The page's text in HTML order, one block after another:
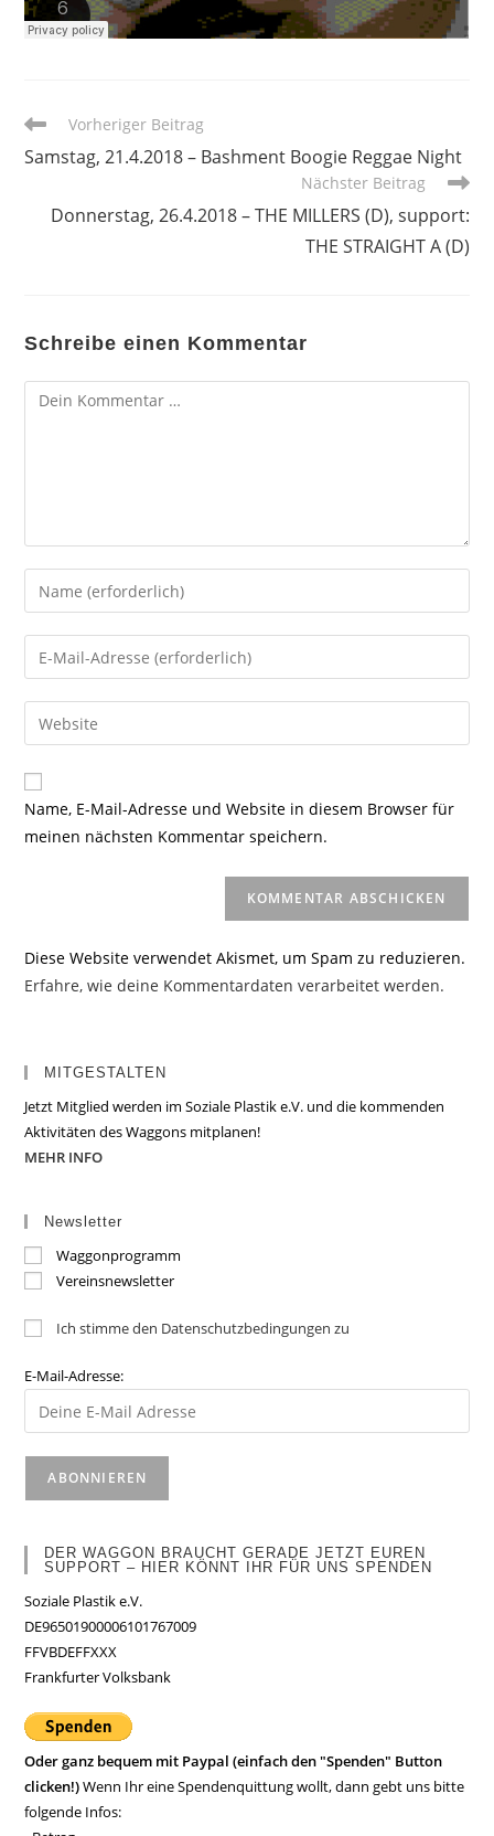
Weitere
ansehen
Vorheriger Beitrag
Samstag, 21.4.2018 – Bashment Boogie Reggae Night
Nächster Beitrag
Donnerstag, 26.4.2018 – THE MILLERS (D), support:
THE STRAIGHT A (D)
Schreibe einen Kommentar
Kommentar
Gib
deinen
Namen
oder
zum
Kommentieren
ein
Gib
deine
E-
Mail-
zum
Kommentieren
ein
Gib
deine
Website-
URL
Name, E-Mail-Adresse und Website in diesem Browser für
meinen nächsten Kommentar speichern.
Diese Website verwendet Akismet, um Spam zu reduzieren.
Erfahre, wie deine Kommentardaten verarbeitet werden.
MITGESTALTEN
Jetzt Mitglied werden im Soziale Plastik e.V. und die kommenden
Aktivitäten des Waggons mitplanen!
MEHR INFO
Newsletter
Waggonprogramm
Vereinsnewsletter
Ich stimme den Datenschutzbedingungen zu
E-Mail-Adresse:
DER WAGGON BRAUCHT GERADE JETZT EUREN
SUPPORT – HIER KÖNNT IHR FÜR UNS SPENDEN
Soziale Plastik e.V.
DE96501900006101767009
FFVBDEFFXXX
Frankfurter Volksbank
Oder ganz bequem mit Paypal (einfach den "Spenden" Button
clicken!)Wenn Ihr eine Spendenquittung wollt, dann gebt uns bitte
folgende Infos: